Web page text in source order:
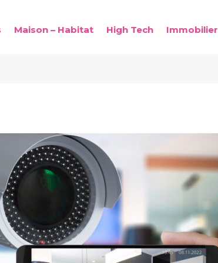
Maison – Habitat High Tech Immobilier